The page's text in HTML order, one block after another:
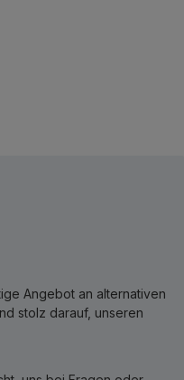
Angebot an alternativen
stolz darauf, unseren